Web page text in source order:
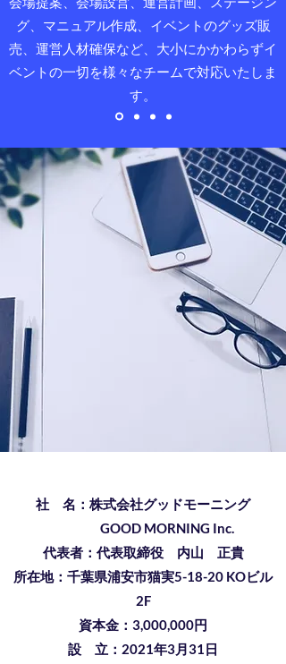
グ、マニュアル作成、イベントのグッズ販
売、運営人材確保など、大小にかかわらずイ
ベントの一切を様々なチームで対応いたしま
す。
社 名：株式会社グッドモーニング
GOOD MORNING Inc.
代表者：代表取締役 内山 正貴
所在地：千葉県浦安市猫実5-18-20 KOビル
2F
資本金：3,000,000円
設 立：2021年3月31日